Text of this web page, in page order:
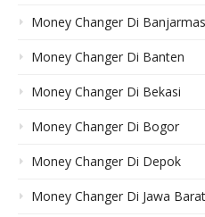
Money Changer Di
Money Changer Di Banten
Money Changer Di Bekasi
Money Changer Di Bogor
Money Changer Di Depok
Money Changer Di Jawa Barat